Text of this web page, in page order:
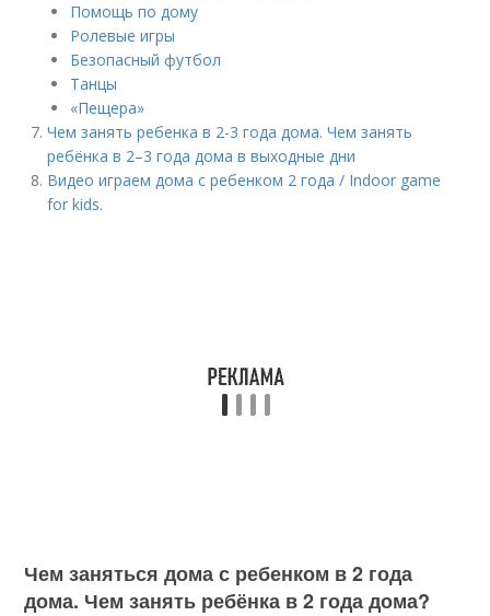
Помощь по дому
Ролевые игры
Безопасный футбол
Танцы
«Пещера»
Чем занять ребенка в 2-3 года дома. Чем занять
ребёнка в 2–3 года дома в выходные дни
Видео играем дома с ребенком 2 года / Indoor game
for kids.
Чем заняться дома с ребенком в 2 года
дома. Чем занять ребёнка в 2 года дома?